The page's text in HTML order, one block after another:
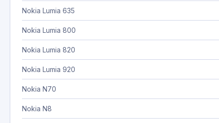
Nokia Lumia 635
Nokia Lumia 800
Nokia Lumia 820
Nokia Lumia 920
Nokia N70
Nokia N8